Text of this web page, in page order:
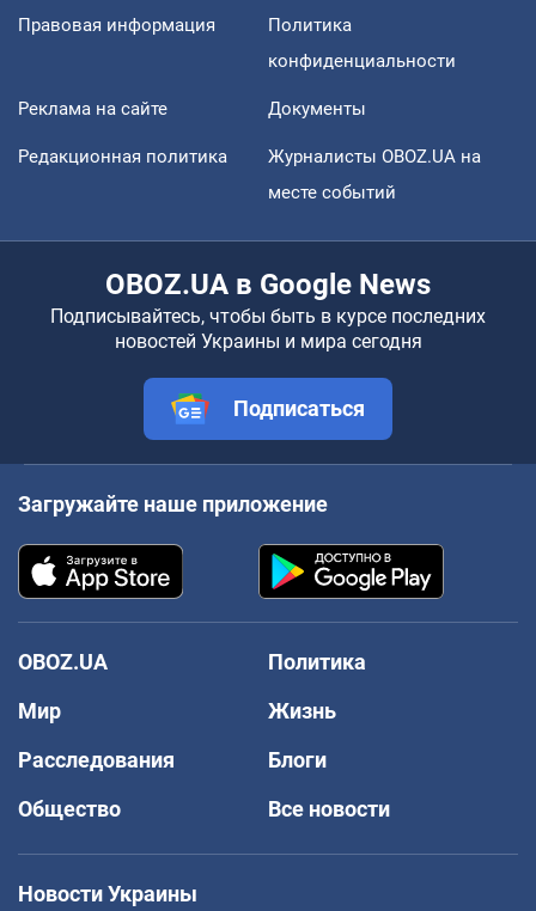
Правовая информация
Политика
конфиденциальности
Реклама на сайте Документы
Редакционная политика
Журналисты OBOZ.UA на
месте событий
OBOZ.UA в Google News
Подписывайтесь, чтобы быть в курсе последних
новостей Украины и мира сегодня
Подписаться
Загружайте наше приложение
OBOZ.UA
Политика
Мир
Жизнь
Расследования
Блоги
Общество
Все новости
Новости Украины